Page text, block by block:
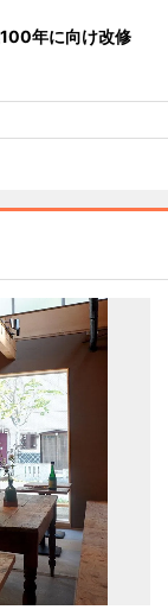
100年に向け改修